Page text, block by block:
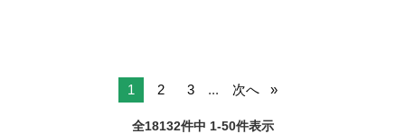
1 2 3 ... 次へ
全18132件中 1-50件表示